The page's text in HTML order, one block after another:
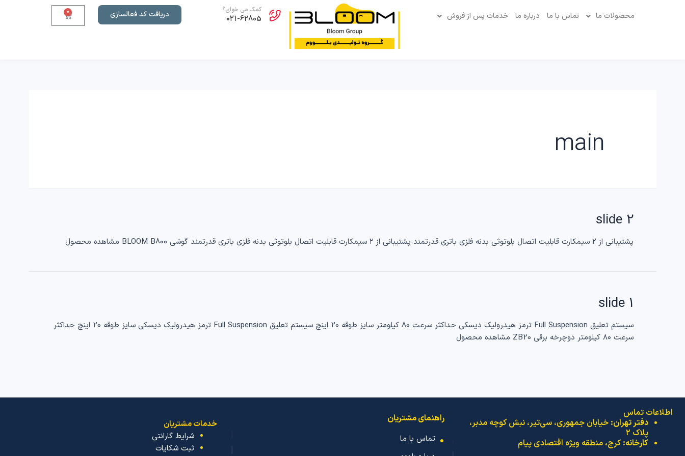
محصولات ما تماس با ما درباره ما خدمات پس از فروش
کمک می خوای؟
۰۲۱-62805 دریافت کد فعالسازی 0
main
slide 2
پشتیبانی از ۲ سیمکارت قابلیت اتصال بلوتوثی بدنه فلزی باتری قدرتمند پشتیبانی از ۲ سیمکارت قابلیت اتصال بلوتوثی بدنه فلزی باتری قدرتمند گوشی BLOOM B800 مشاهده محصول
slide 1
سیستم تعلیق Full Suspension ترمز هیدرولیک دیسکی حداکثر سرعت 80 کیلومتر سایز طوقه 20 اینچ سیستم تعلیق Full Suspension ترمز هیدرولیک دیسکی سایز طوقه 20 اینچ حداکثر
سرعت ۸۰ کیلومتر دوچرخه برقی ZB20 مشاهده محصول
اطلاعات تماس
دفتر تهران: خیابان جمهوری، سی‌تیر، نبش کوچه مدبر،
پلاک ۲
کارخانه:کرج، منطقه ویژه اقتصادی پیام
راهنمای مشتریان
تماس با ما
خدمات مشتریان
شرایط گارانتی
ثبت شکایات